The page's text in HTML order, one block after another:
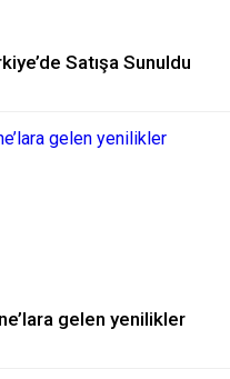
Satışa Sunuldu
gelen yenilikler